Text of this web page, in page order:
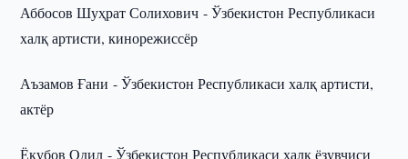
Аббосов Шуҳрат Солихович - Ўзбекистон Республикаси
халқ артисти, кинорежиссёр
Аъзамов Ғани - Ўзбекистон Республикаси халқ артисти,
актёр
Ёқубов Одил - Ўзбекистон Республикаси халқ ёзувчиси